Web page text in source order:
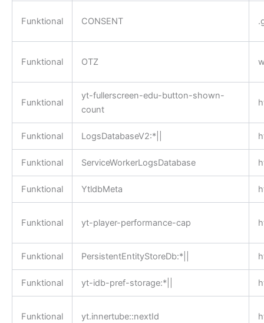
Funktional CONSENT
Funktional OTZ
Funktional
yt-fullerscreen-edu-button-shown-
count
Funktional LogsDatabaseV2:*||
Funktional ServiceWorkerLogsDatabase
Funktional YtldbMeta
Funktional yt-player-performance-cap
Funktional PersistentEntityStoreDb:*||
Funktional yt-idb-pref-storage:*||
Funktional yt.innertube::nextId